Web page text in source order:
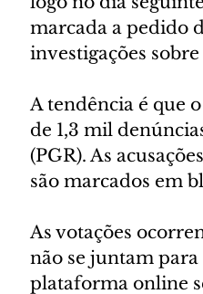
marcada a pedido
investigações
A tendência é que
de 1,3 mil
(PGR). As
são marcados em
As votações
não se juntam para
plataforma online